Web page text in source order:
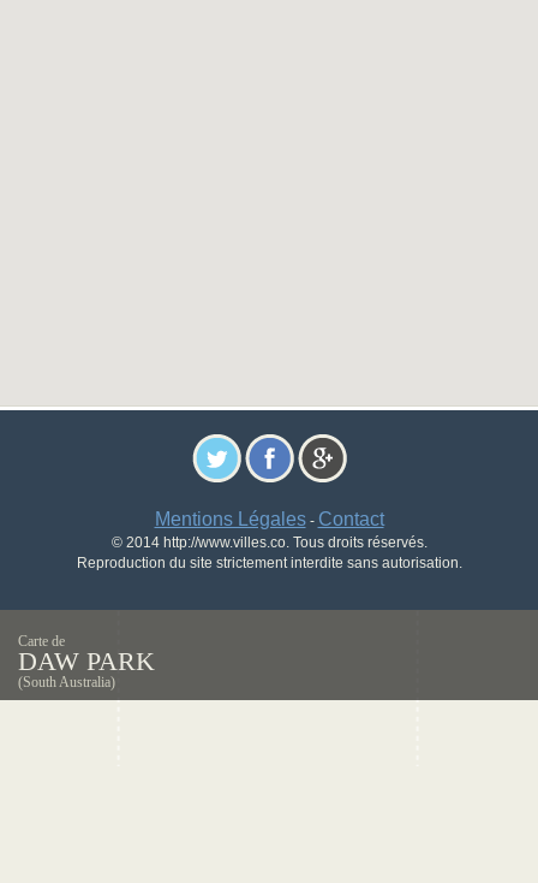
Mentions Légales- Contact
© 2014 http://www.villes.co. Tous droits réservés.
Reproduction du site strictement interdite sans autorisation.
Carte de
DAW PARK
(South Australia)